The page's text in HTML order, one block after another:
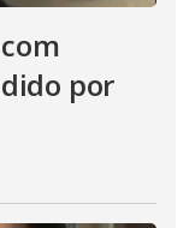
por